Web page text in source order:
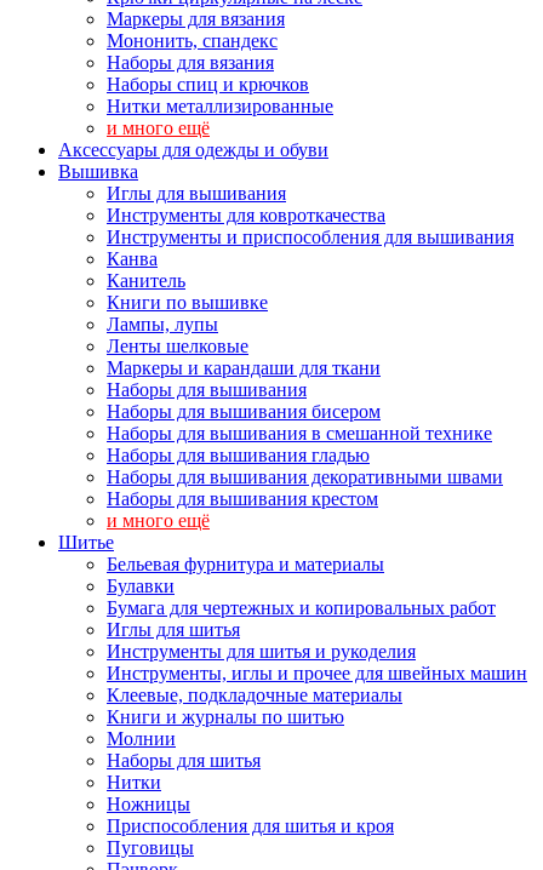
Маркеры для вязания
Мононить, спандекс
Наборы для вязания
Наборы спиц и крючков
Нитки металлизированные
и много ещё
Аксессуары для одежды и обуви
Вышивка
Иглы для вышивания
Инструменты для ковроткачества
Инструменты и приспособления для вышивания
Канва
Канитель
Книги по вышивке
Лампы, лупы
Ленты шелковые
Маркеры и карандаши для ткани
Наборы для вышивания
Наборы для вышивания бисером
Наборы для вышивания в смешанной технике
Наборы для вышивания гладью
Наборы для вышивания декоративными швами
Наборы для вышивания крестом
и много ещё
Шитье
Бельевая фурнитура и материалы
Булавки
Бумага для чертежных и копировальных работ
Иглы для шитья
Инструменты для шитья и рукоделия
Инструменты, иглы и прочее для швейных машин
Клеевые, подкладочные материалы
Книги и журналы по шитью
Молнии
Наборы для шитья
Нитки
Ножницы
Приспособления для шитья и кроя
Пуговицы